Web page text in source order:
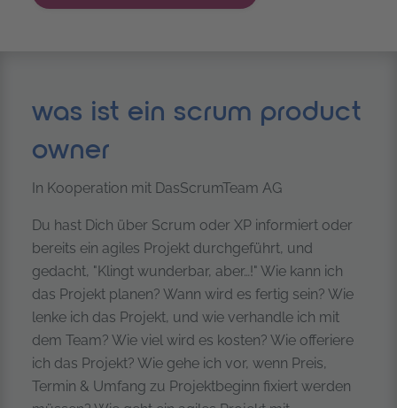
was ist ein scrum product
owner
In Kooperation mit DasScrumTeam AG
Du hast Dich über Scrum oder XP informiert oder
bereits ein agiles Projekt durchgeführt, und
gedacht, "Klingt wunderbar, aber…!" Wie kann ich
das Projekt planen? Wann wird es fertig sein? Wie
lenke ich das Projekt, und wie verhandle ich mit
dem Team? Wie viel wird es kosten? Wie offeriere
ich das Projekt? Wie gehe ich vor, wenn Preis,
Termin & Umfang zu Projektbeginn fixiert werden